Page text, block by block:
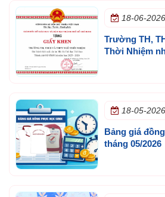
18-06-2026
Trường TH,
Thời Nhiệm
18-05-2026
Bảng giá
tháng 05/2026